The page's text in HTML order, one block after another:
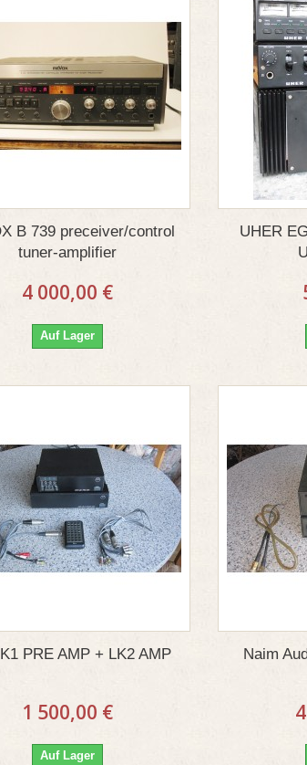
B 739 preceiver/control
tuner-amplifier
4 000,00 €
Auf Lager
UHER
PRE AMP + LK2 AMP
1 500,00 €
Auf Lager
Naim